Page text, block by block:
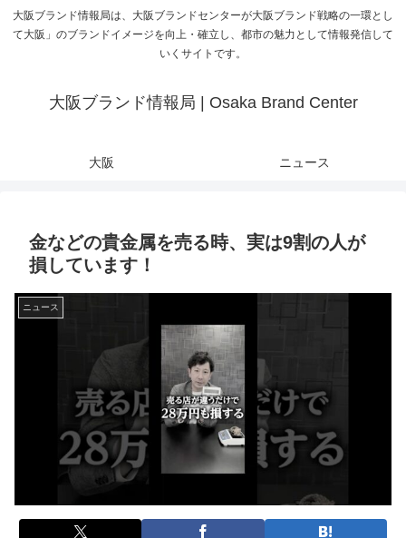
大阪ブランド情報局は、大阪ブランドセンターが大阪ブランド戦略の一環とし
て大阪」のブランドイメージを向上・確立し、都市の魅力として情報発信して
いくサイトです。
大阪ブランド情報局 | Osaka Brand Center
大阪 ニュース
金などの貴金属を売る時、実は9割の人が
損しています！
ニュース